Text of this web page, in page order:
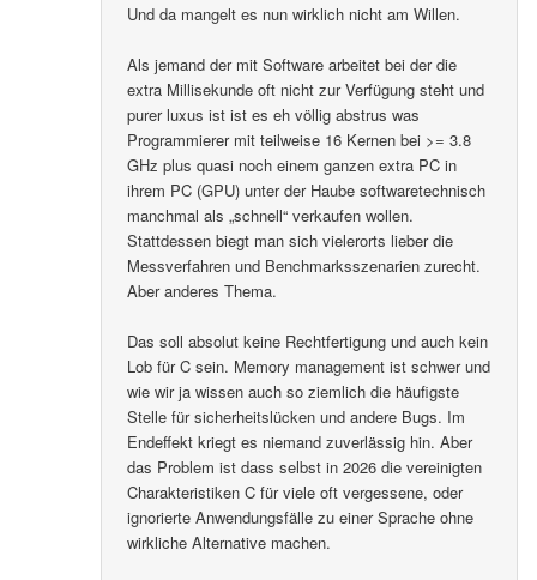
Und da mangelt es nun wirklich nicht am Willen.
Als jemand der mit Software arbeitet bei der die
extra Millisekunde oft nicht zur Verfügung steht und
purer luxus ist ist es eh völlig abstrus was
Programmierer mit teilweise 16 Kernen bei >= 3.8
GHz plus quasi noch einem ganzen extra PC in
ihrem PC (GPU) unter der Haube softwaretechnisch
manchmal als „schnell“ verkaufen wollen.
Stattdessen biegt man sich vielerorts lieber die
Messverfahren und Benchmarksszenarien zurecht.
Aber anderes Thema.
Das soll absolut keine Rechtfertigung und auch kein
Lob für C sein. Memory management ist schwer und
wie wir ja wissen auch so ziemlich die häufigste
Stelle für sicherheitslücken und andere Bugs. Im
Endeffekt kriegt es niemand zuverlässig hin. Aber
das Problem ist dass selbst in 2026 die vereinigten
Charakteristiken C für viele oft vergessene, oder
ignorierte Anwendungsfälle zu einer Sprache ohne
wirkliche Alternative machen.